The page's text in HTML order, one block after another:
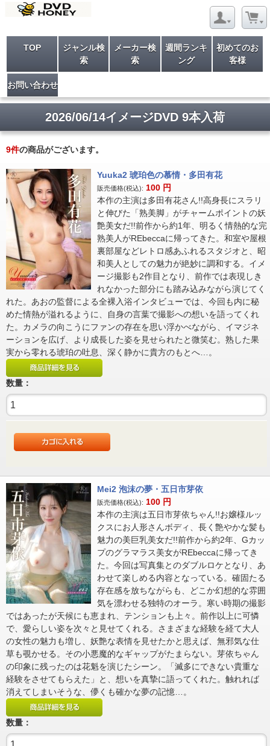
TOP
ジャンル検
索
メーカー検
索
週間ランキ
ング
初めてのお
客様
お問い合わせ
2026/06/14イメージDVD 9本入荷
9件の商品がございます。
Yuuka2 琥珀色の慕情・多田有花
販売価格(税込): 100 円
本作の主演は多田有花さん!!高身長にスラリ
と伸びた「熟美脚」がチャームポイントの妖
艶美女だ!!前作から約1年、明るく情熱的な完
熟美人がREbeccaに帰ってきた。和室や屋根
裏部屋などレトロ感あふれるスタジオと、昭
和美人としての魅力が絶妙に調和する。イメ
ージ撮影も2作目となり、前作では表現しき
れなかった部分にも踏み込みながら演じてく
れた。あおの監督による全裸入浴インタビューでは、今回も内に秘
めた情熱が溢れるように、自身の言葉で撮影への想いを語ってくれ
た。カメラの向こうにファンの存在を思い浮かべながら、イマジネ
ーションを広げ、より成長した姿を見せられたと微笑む。熟した果
実から零れる琥珀の吐息、深く静かに貴方のもとへ…。
数量：
Mei2 泡沫の夢・五日市芽依
販売価格(税込): 100 円
本作の主演は五日市芽依ちゃん!!お嬢様ルッ
クスにお人形さんボディ、長く艶やかな髪も
魅力の美巨乳美女だ!!前作から約2年、Gカッ
プのグラマラス美女がREbeccaに帰ってき
た。今回は写真集とのダブルロケとなり、あ
わせて楽しめる内容となっている。確固たる
存在感を放ちながらも、どこか幻想的な雰囲
気を漂わせる独特のオーラ。寒い時期の撮影
ではあったが天候にも恵まれ、テンションも上々。前作以上に可憐
で、愛らしい姿を次々と見せてくれる。さまざまな経験を経て大人
の女性の魅力も増し、妖艶な表情を見せたかと思えば、無邪気な仕
草も覗かせる。その小悪魔的なギャップがたまらない。芽依ちゃん
の印象に残ったのは花魁を演じたシーン。「滅多にできない貴重な
経験をさせてもらえた」と、想いを真摯に語ってくれた。触れれば
消えてしまいそうな、儚くも確かな夢の記憶…。
数量：